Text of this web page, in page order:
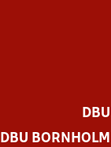
DBU
DBU BORNHOLM